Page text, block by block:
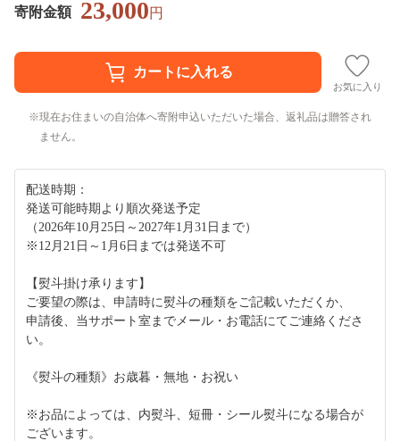
寄附金額 23,000円
お気に入り
現在お住まいの自治体へ寄附申込いただいた場合、返礼品は贈答され
ません。
配送時期：
発送可能時期より順次発送予定
（2026年10月25日～2027年1月31日まで）
※12月21日～1月6日までは発送不可
【熨斗掛け承ります】
ご要望の際は、申請時に熨斗の種類をご記載いただくか、
申請後、当サポート室までメール・お電話にてご連絡くださ
い。
《熨斗の種類》お歳暮・無地・お祝い
※お品によっては、内熨斗、短冊・シール熨斗になる場合が
ございます。